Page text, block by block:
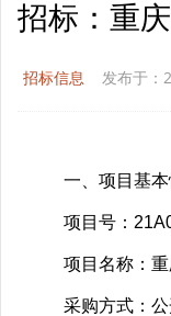
招标：重
招标信息 发布于：
一、项目基本
项目号：
项目名称：重
采购方式：公